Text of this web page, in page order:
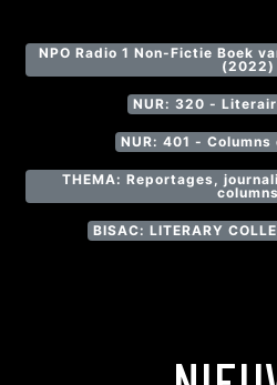
NPO Radio 1 Non-Fictie Boek
(2022)
NUR: 320 -
NUR: 401 -
THEMA: Reportages,
columns
BISAC: LITERARY